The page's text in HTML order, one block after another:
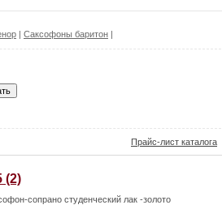
| Саксофоны баритон |
Прайс-лист каталога
(2)
сопрано студенческий лак -золото